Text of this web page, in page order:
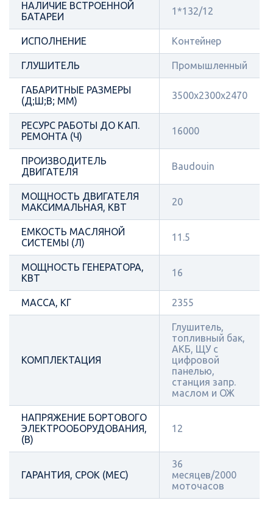
НАЛИЧИЕ ВСТРОЕННОЙ
БАТАРЕИ
1*132/12
ИСПОЛНЕНИЕ Контейнер
ГЛУШИТЕЛЬ Промышленный
ГАБАРИТНЫЕ РАЗМЕРЫ
(Д;Ш;В; ММ)
3500х2300х2470
РЕСУРС РАБОТЫ ДО КАП.
РЕМОНТА (Ч)
16000
ПРОИЗВОДИТЕЛЬ
ДВИГАТЕЛЯ
Baudouin
МОЩНОСТЬ ДВИГАТЕЛЯ
МАКСИМАЛЬНАЯ, КВТ
20
ЕМКОСТЬ МАСЛЯНОЙ
СИСТЕМЫ (Л)
11.5
МОЩНОСТЬ ГЕНЕРАТОРА,
КВТ
16
МАССА, КГ 2355
КОМПЛЕКТАЦИЯ
Глушитель,
топливный бак,
АКБ, ЩУ с
цифровой
панелью,
станция запр.
маслом и ОЖ
НАПРЯЖЕНИЕ БОРТОВОГО
ЭЛЕКТРООБОРУДОВАНИЯ,
(В)
12
ГАРАНТИЯ, СРОК (МЕС)
36
месяцев/2000
моточасов